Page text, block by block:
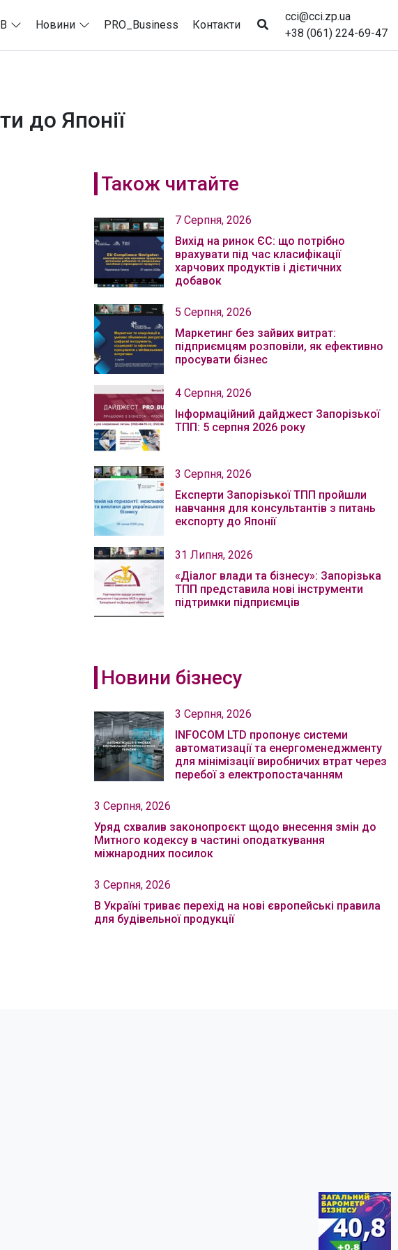
Новини PRO_Business Контакти
cci@cci.zp.ua
+38 (061) 224-69-47
до Японії
Також читайте
7 Серпня, 2026
Вихід на ринок ЄС: що потрібно
врахувати під час класифікації
харчових продуктів і дієтичних
добавок
5 Серпня, 2026
Маркетинг без зайвих витрат:
підприємцям розповіли, як ефективно
просувати бізнес
4 Серпня, 2026
Інформаційний дайджест Запорізької
ТПП: 5 серпня 2026 року
3 Серпня, 2026
Експерти Запорізької ТПП пройшли
навчання для консультантів з питань
експорту до Японії
31 Липня, 2026
«Діалог влади та бізнесу»: Запорізька
ТПП представила нові інструменти
підтримки підприємців
Новини бізнесу
3 Серпня, 2026
INFOCOM LTD пропонує системи
автоматизації та енергоменеджменту
для мінімізації виробничих втрат через
перебої з електропостачанням
3 Серпня, 2026
Уряд схвалив законопроєкт щодо внесення змін до
Митного кодексу в частині оподаткування
міжнародних посилок
3 Серпня, 2026
В Україні триває перехід на нові європейські правила
для будівельної продукції